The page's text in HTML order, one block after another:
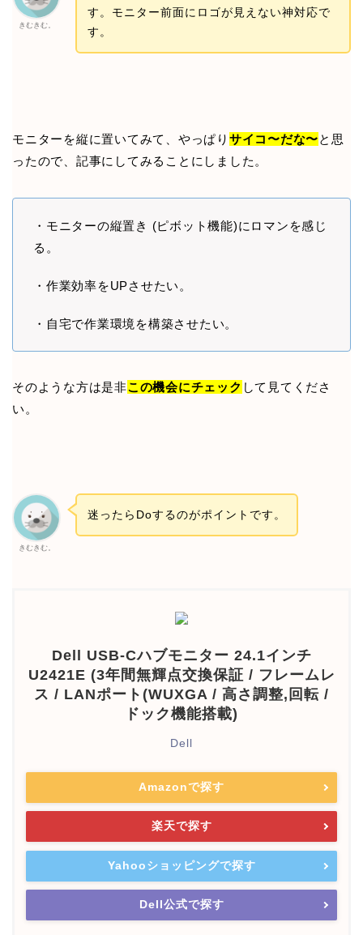
きむきむ。
す。モニター前面にロゴが見えない神対応で
す。
モニターを縦に置いてみて、やっぱり サイコ〜だな〜と思
ったので、記事にしてみることにしました。
・モニターの縦置き (ピボット機能)にロマンを感じ
る。
・作業効率をUPさせたい。
・自宅で作業環境を構築させたい。
そのような方は是非この機会にチェック して見てくださ
い。
きむきむ。
迷ったらDoするのがポイントです。
Dell USB-Cハブモニター 24.1インチ
U2421E (3年間無輝点交換保証 / フレームレ
ス / LANポート(WUXGA / 高さ調整,回転 /
ドック機能搭載)
Dell
Amazonで探す
楽天で探す
Yahooショッピングで探す
Dell公式で探す